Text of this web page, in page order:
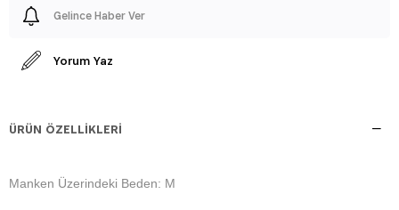
Gelince Haber Ver
Yorum Yaz
ÜRÜN ÖZELLIKLERI
Manken Üzerindeki Beden: M